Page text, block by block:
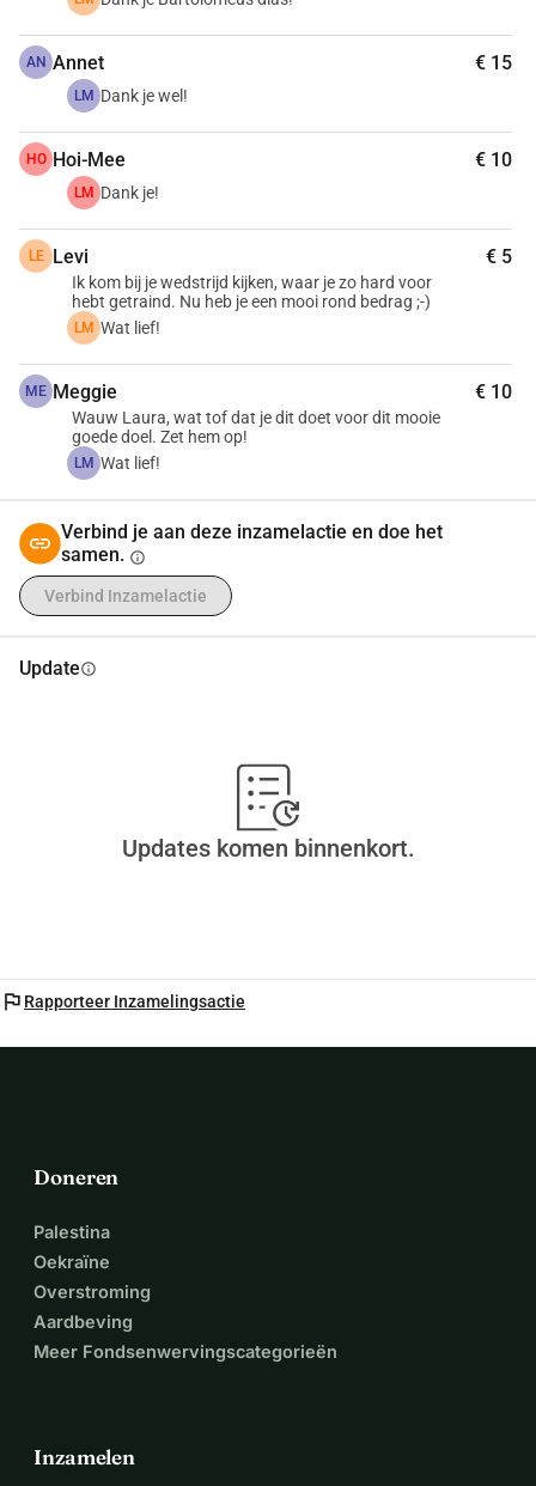
boksers en ons steunen door hier een donatie te doen. Wat
je ook kiest, elke bijdrage helpt. Groot of klein: het telt, en
het maakt impact mogelijk. 🙌
AN Annet € 15
LM Dank je wel!
HO Hoi-Mee € 10
LM Dank je!
LE Levi € 5
Ik kom bij je wedstrijd kijken, waar je zo hard voor
hebt getraind. Nu heb je een mooi rond bedrag ;-)
LM Wat lief!
ME Meggie € 10
Wauw Laura, wat tof dat je dit doet voor dit mooie
goede doel. Zet hem op!
LM Wat lief!
Verbind je aan deze inzamelactie en doe het
samen. info
Verbind Inzamelactie
Updateinfo
Updates komen binnenkort.
flag Rapporteer Inzamelingsactie
Doneren
Palestina
Oekraïne
Overstroming
Aardbeving
Meer Fondsenwervingscategorieën
Inzamelen